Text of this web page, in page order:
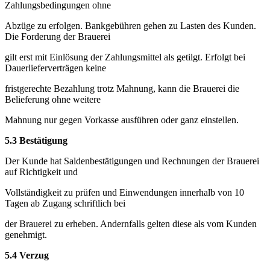
Zahlungsbedingungen ohne
Abzüge zu erfolgen. Bankgebühren gehen zu Lasten des Kunden.
Die Forderung der Brauerei
gilt erst mit Einlösung der Zahlungsmittel als getilgt. Erfolgt bei
Dauerlieferverträgen keine
fristgerechte Bezahlung trotz Mahnung, kann die Brauerei die
Belieferung ohne weitere
Mahnung nur gegen Vorkasse ausführen oder ganz einstellen.
5.3 Bestätigung
Der Kunde hat Saldenbestätigungen und Rechnungen der Brauerei
auf Richtigkeit und
Vollständigkeit zu prüfen und Einwendungen innerhalb von 10
Tagen ab Zugang schriftlich bei
der Brauerei zu erheben. Andernfalls gelten diese als vom Kunden
genehmigt.
5.4 Verzug